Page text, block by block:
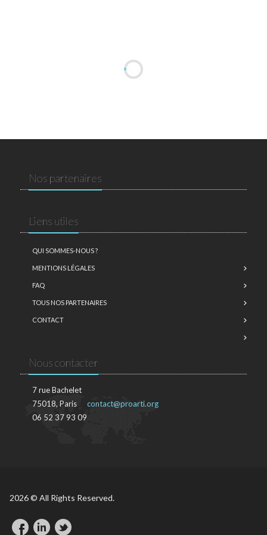
Nos partenaires
Liens utiles
QUI SOMMES-NOUS ?
MENTIONS LÉGALES
FAQ
TOUS NOS PARTENAIRES
CONTACT
Nous contacter
7 rue Bachelet
75018, Paris
06 52 37 93 09
contact@proarti.org
2026 © All Rights Reserved.